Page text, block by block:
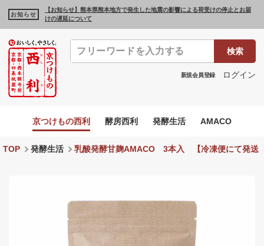
お知らせ
【お知らせ】熊本県熊本地方で発生した地震の影響による荷受けの停止とお届
けの遅延について
検索
新規会員登録 ログイン
京つけもの西利 酵房西利 発酵生活 AMACO
TOP 発酵生活 乳酸発酵甘麹AMACO 3本入 【冷凍便にて発送